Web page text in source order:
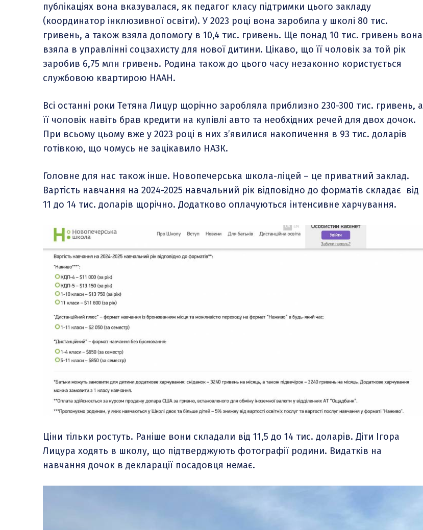
публікаціях вона вказувалася, як педагог класу підтримки цього закладу
(координатор інклюзивної освіти). У 2023 році вона заробила у школі 80 тис.
гривень, а також взяла допомогу в 10,4 тис. гривень. Ще понад 10 тис. гривень вона
взяла в управлінні соцзахисту для нової дитини. Цікаво, що її чоловік за той рік
заробив 6,75 млн гривень. Родина також до цього часу незаконно користується
службовою квартирою НААН.
Всі останні роки Тетяна Лицур щорічно заробляла приблизно 230-300 тис. гривень, а
її чоловік навіть брав кредити на купівлі авто та необхідних речей для двох дочок.
При всьому цьому вже у 2023 році в них з’явилися накопичення в 93 тис. доларів
готівкою, що чомусь не зацікавило НАЗК.
Головне для нас також інше. Новопечерська школа-ліцей – це приватний заклад.
Вартість навчання на 2024-2025 навчальний рік відповідно до форматів складає від
11 до 14 тис. доларів щорічно. Додатково оплачуються інтенсивне харчування.
Ціни тільки ростуть. Раніше вони складали від 11,5 до 14 тис. доларів. Діти Ігора
Лицура ходять в школу, що підтверджують фотографії родини. Видатків на
навчання дочок в декларації посадовця немає.